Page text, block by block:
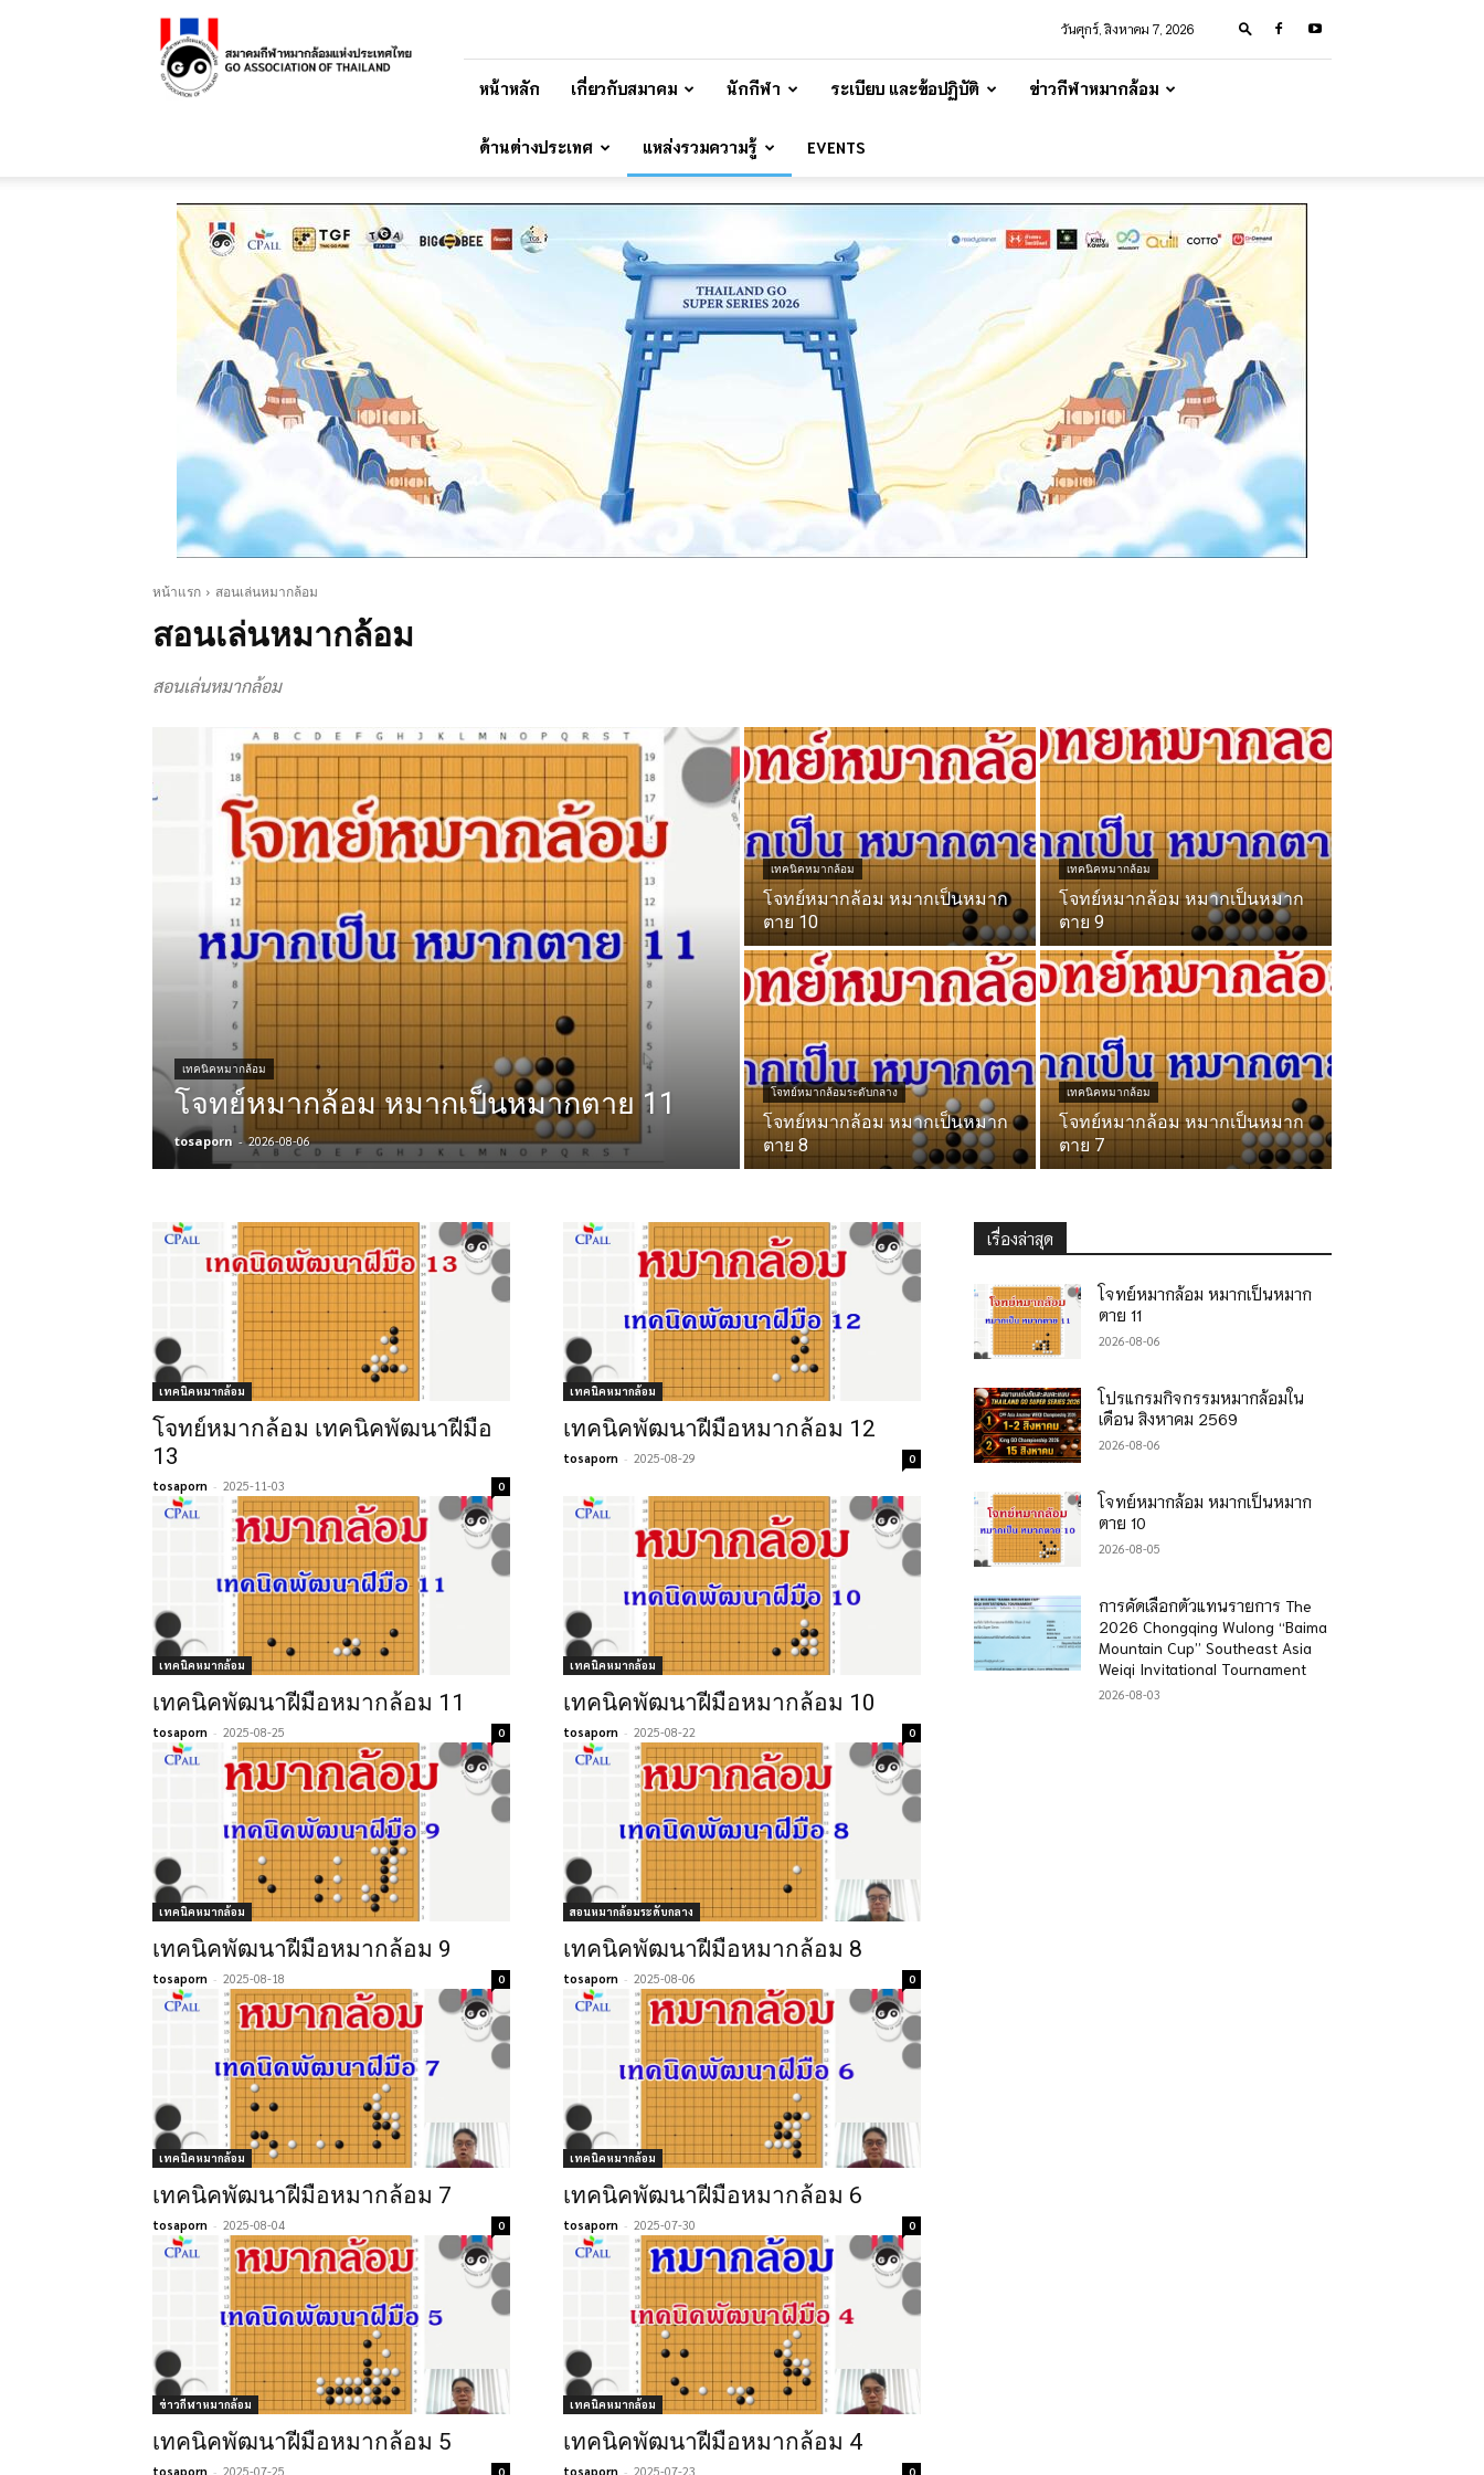
สมาคม
กีฬา
หมาก
ล้อม
วันศุกร์, สิงหาคม 7, 2026
หน้าหลัก เกี่ยวกับสมาคม นักกีฬา ระเบียบ และข้อปฏิบัติ ข่าวกีฬาหมากล้อม
ด้านต่างประเทศ แหล่งรวมความรู้ EVENTS
หน้าแรก สอนเล่นหมากล้อม
สอนเล่นหมากล้อม
สอนเล่นหมากล้อม
เทคนิคหมากล้อม
โจทย์หมากล้อม หมากเป็นหมากตาย 11
tosaporn - 2026-08-06
เทคนิคหมากล้อม
โจทย์หมากล้อม หมากเป็นหมาก
ตาย 10
เทคนิคหมากล้อม
โจทย์หมากล้อม หมากเป็นหมาก
ตาย 9
โจทย์หมากล้อมระดับกลาง
โจทย์หมากล้อม หมากเป็นหมาก
ตาย 8
เทคนิคหมากล้อม
โจทย์หมากล้อม หมากเป็นหมาก
ตาย 7
เทคนิคหมากล้อม
โจทย์หมากล้อม เทคนิคพัฒนาฝีมือ
13
tosaporn - 2025-11-03 0
เทคนิคหมากล้อม
เทคนิคพัฒนาฝีมือหมากล้อม 12
tosaporn - 2025-08-29 0
เทคนิคหมากล้อม
เทคนิคพัฒนาฝีมือหมากล้อม 11
tosaporn - 2025-08-25 0
เทคนิคหมากล้อม
เทคนิคพัฒนาฝีมือหมากล้อม 10
tosaporn - 2025-08-22 0
เทคนิคหมากล้อม
เทคนิคพัฒนาฝีมือหมากล้อม 9
tosaporn - 2025-08-18 0
สอนหมากล้อมระดับกลาง
เทคนิคพัฒนาฝีมือหมากล้อม 8
tosaporn - 2025-08-06 0
เทคนิคหมากล้อม
เทคนิคพัฒนาฝีมือหมากล้อม 7
tosaporn - 2025-08-04 0
เทคนิคหมากล้อม
เทคนิคพัฒนาฝีมือหมากล้อม 6
tosaporn - 2025-07-30 0
ข่าวกีฬาหมากล้อม
เทคนิคพัฒนาฝีมือหมากล้อม 5
tosaporn - 2025-07-25 0
เทคนิคหมากล้อม
เทคนิคพัฒนาฝีมือหมากล้อม 4
tosaporn - 2025-07-23 0
เรื่องล่าสุด
โจทย์หมากล้อม หมากเป็นหมาก
ตาย 11
2026-08-06
โปรแกรมกิจกรรมหมากล้อมใน
เดือน สิงหาคม 2569
2026-08-06
โจทย์หมากล้อม หมากเป็นหมาก
ตาย 10
2026-08-05
การคัดเลือกตัวแทนรายการ The
2026 Chongqing Wulong “Baima
Mountain Cup” Southeast Asia
Weiqi Invitational Tournament
2026-08-03